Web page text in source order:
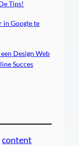
Tips!
in Google te
Design Web
Succes
content